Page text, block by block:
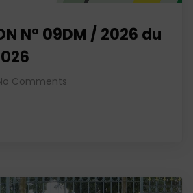
N° 09DM / 2026 du
Comments